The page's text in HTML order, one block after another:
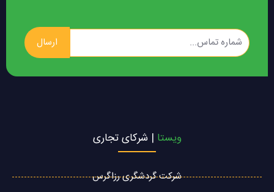
ارسال
ویستا | شرکای تجاری
شرکت گردشگری رزاگرس